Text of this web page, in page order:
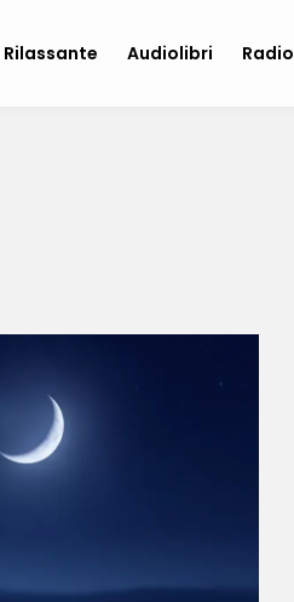
Rilassante Audiolibri Radio